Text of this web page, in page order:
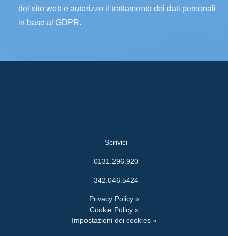
del sito web e autorizzo il trattamento dei dati personali
in base al GDPR.
Scrivici
0131.296.920
342.046.5424
Privacy Policy »
Cookie Policy »
Impostazioni dei cookies »